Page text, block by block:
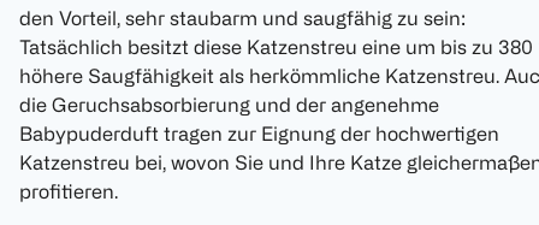
den Vorteil, sehr staubarm und saugfähig zu sein:
Tatsächlich besitzt diese Katzenstreu eine um bis zu 380
höhere Saugfähigkeit als herkömmliche Katzenstreu.
die Geruchsabsorbierung und der angenehme
Babypuderduft tragen zur Eignung der hochwertigen
Katzenstreu bei, wovon Sie und Ihre Katze
profitieren.